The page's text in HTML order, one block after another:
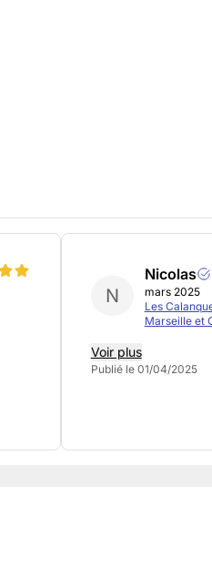
N
Nicolas
mars 2025
Les
Marseille et
Voir plus
Publié le 01/04/2025